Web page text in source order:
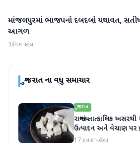
ગુજરાત
માંજલપુરમાં ભાજપનો દબદબો યથાવત, સતીષ
આગળ
3 દિવસ પહેલા
ગુજરાતના વધુ સમાચાર
ગુજરાત
રાજ્યમાં તાત્કાલિક
ઉત્પાદન અને વેચાણ પર
17 કલાક પહેલા